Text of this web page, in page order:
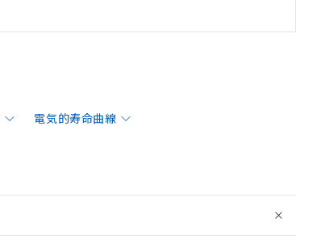
電気的寿命曲線